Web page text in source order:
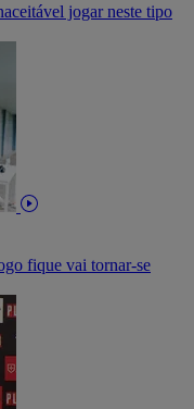
jogar neste tipo
fique vai tornar-se